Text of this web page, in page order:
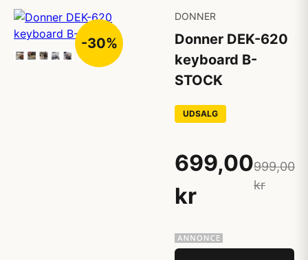
-30%
DONNER
Donner DEK-620
keyboard B-
STOCK
UDSALG
699,00
kr
999,00
kr